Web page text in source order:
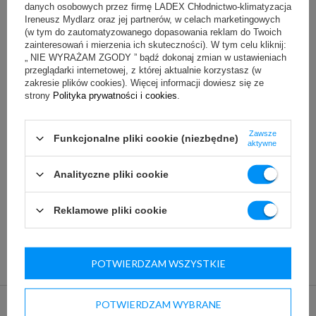
2,3 kWh
ekologiczny czynnik chłodniczy
R290
Pliki do pobrania
Film produktowy
Dodatki
Filtr przeciwpyłkowy RAPA
danych osobowych przez firmę LADEX Chłodnictwo-klimatyzacja
Ireneusz Mydlarz oraz jej partnerów, w celach marketingowych
(w tym do zautomatyzowanego dopasowania reklam do Twoich
zainteresowań i mierzenia ich skuteczności). W tym celu kliknij:
„ NIE WYRAŻAM ZGODY ” bądź dokonaj zmian w ustawieniach
przeglądarki internetowej, z której aktualnie korzystasz (w
zakresie plików cookies). Więcej informacji dowiesz się ze
strony Polityka prywatności i cookies
Funkcjonalne pliki cookie (niezbędne)
Zawsze
aktywne
Analityczne pliki cookie
Reklamowe pliki cookie
POTWIERDZAM WYBRANE
POTWIERDZAM WSZYSTKIE